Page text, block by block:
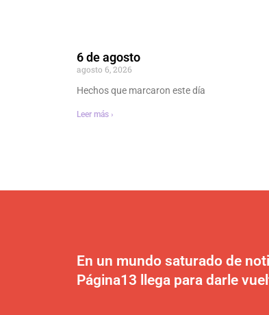
6 de agosto
agosto 6, 2026
Hechos que marcaron este día
Leer más ›
En un mundo saturado de
Página13 llega para darle